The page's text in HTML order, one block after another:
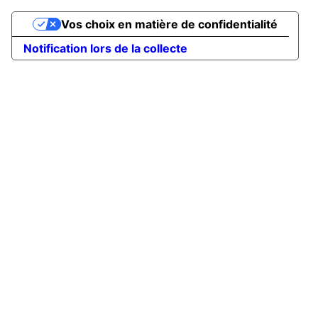
Notification lors de la collecte
Vos choix en matière de confidentialité